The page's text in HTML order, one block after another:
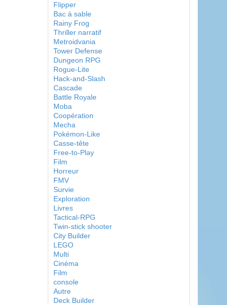
Flipper
Bac à sable
Rainy Frog
Thriller narratif
Metroidvania
Tower Defense
Dungeon RPG
Rogue-Lite
Hack-and-Slash
Cascade
Battle Royale
Moba
Coopération
Mecha
Pokémon-Like
Casse-tête
Free-to-Play
Film
Horreur
FMV
Survie
Exploration
Livres
Tactical-RPG
Twin-stick shooter
City Builder
LEGO
Multi
Cinéma
Film
console
Autre
Deck Builder